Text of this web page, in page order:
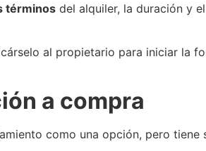
términos del alquiler, la duración y
al propietario para iniciar la
a compra
como una opción, pero tiene